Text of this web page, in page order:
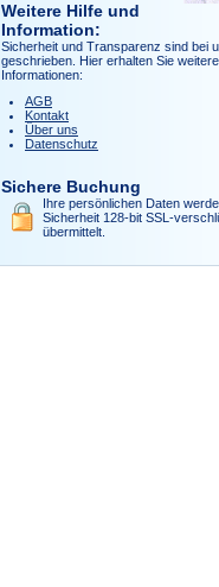
Weitere Hilfe und
Information:
Sicherheit und Transparenz sind bei
geschrieben. Hier erhalten Sie weitere
Informationen:
AGB
Kontakt
Über uns
Datenschutz
Sichere Buchung
Ihre persönlichen Daten
Sicherheit 128-bit SSL-
übermittelt.